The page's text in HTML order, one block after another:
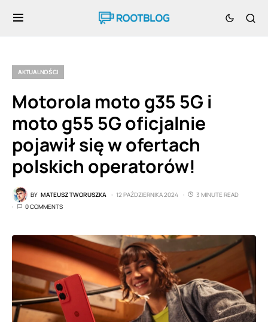
AKTUALNOŚCI
Motorola moto g35 5G i
moto g55 5G oficjalnie
pojawił się w ofertach
polskich operatorów!
BY MATEUSZ TWORUSZKA 12 PAŹDZIERNIKA 2024
3 MINUTE READ
0 COMMENTS